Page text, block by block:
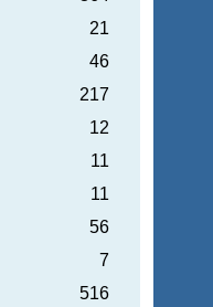
21
46
217
12
11
11
56
7
516